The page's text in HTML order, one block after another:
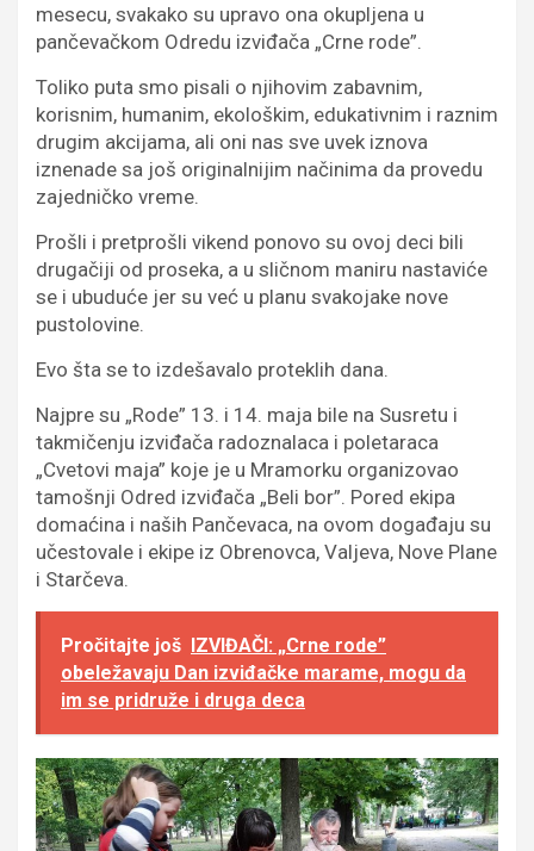
mesecu, svakako su upravo ona okupljena u
pančevačkom Odredu izviđača „Crne rode”.
Toliko puta smo pisali o njihovim zabavnim,
korisnim, humanim, ekološkim, edukativnim i raznim
drugim akcijama, ali oni nas sve uvek iznova
iznenade sa još originalnijim načinima da provedu
zajedničko vreme.
Prošli i pretprošli vikend ponovo su ovoj deci bili
drugačiji od proseka, a u sličnom maniru nastaviće
se i ubuduće jer su već u planu svakojake nove
pustolovine.
Evo šta se to izdešavalo proteklih dana.
Najpre su „Rode” 13. i 14. maja bile na Susretu i
takmičenju izviđača radoznalaca i poletaraca
„Cvetovi maja” koje je u Mramorku organizovao
tamošnji Odred izviđača „Beli bor”. Pored ekipa
domaćina i naših Pančevaca, na ovom događaju su
učestovale i ekipe iz Obrenovca, Valjeva, Nove Plane
i Starčeva.
Pročitajte još IZVIĐAČI: „Crne rode”
obeležavaju Dan izviđačke marame, mogu da
im se pridruže i druga deca